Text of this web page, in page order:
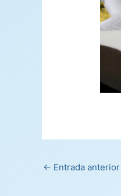
← Entrada anterior